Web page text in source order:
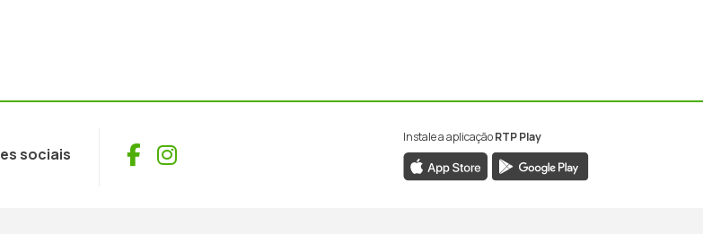
sociais Facebook
Instagram
Instale a aplicaçãoRTP Play